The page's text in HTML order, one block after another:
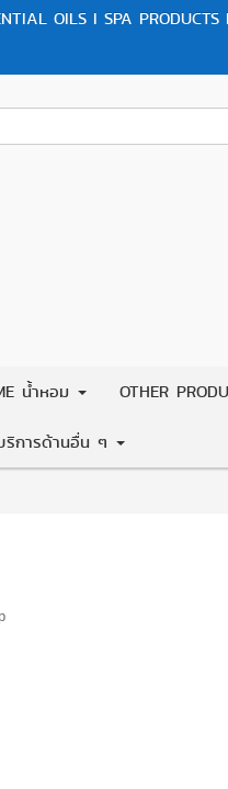
OILS I SPA
น้ำหอม OTHER
ริการด้านอื่น ๆ